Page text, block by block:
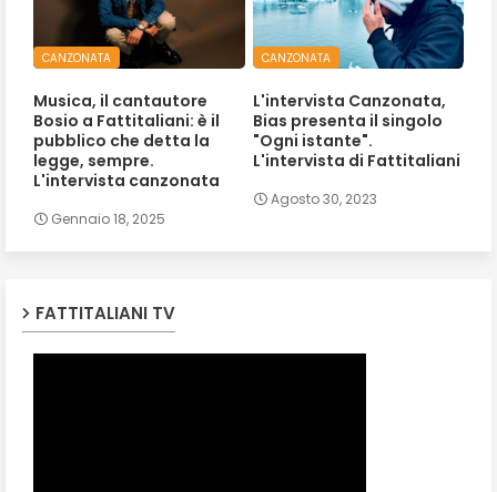
CANZONATA
Musica, il cantautore
Bosio a Fattitaliani: è il
pubblico che detta la
legge, sempre.
L'intervista canzonata
Gennaio 18, 2025
CANZONATA
L'intervista Canzonata,
Bias presenta il singolo
"Ogni istante".
L'intervista di Fattitaliani
Agosto 30, 2023
FATTITALIANI TV